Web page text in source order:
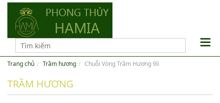
Trang chủ Trầm hương Chuỗi Vòng Trầm Hương 9li
TRẦM HƯƠNG